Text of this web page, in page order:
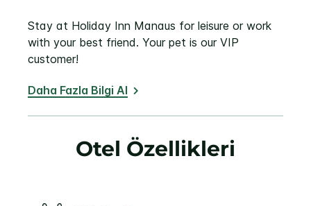
Stay at Holiday Inn Manaus for leisure or work
with your best friend. Your pet is our VIP
customer!
Daha Fazla Bilgi Al
Otel Özellikleri